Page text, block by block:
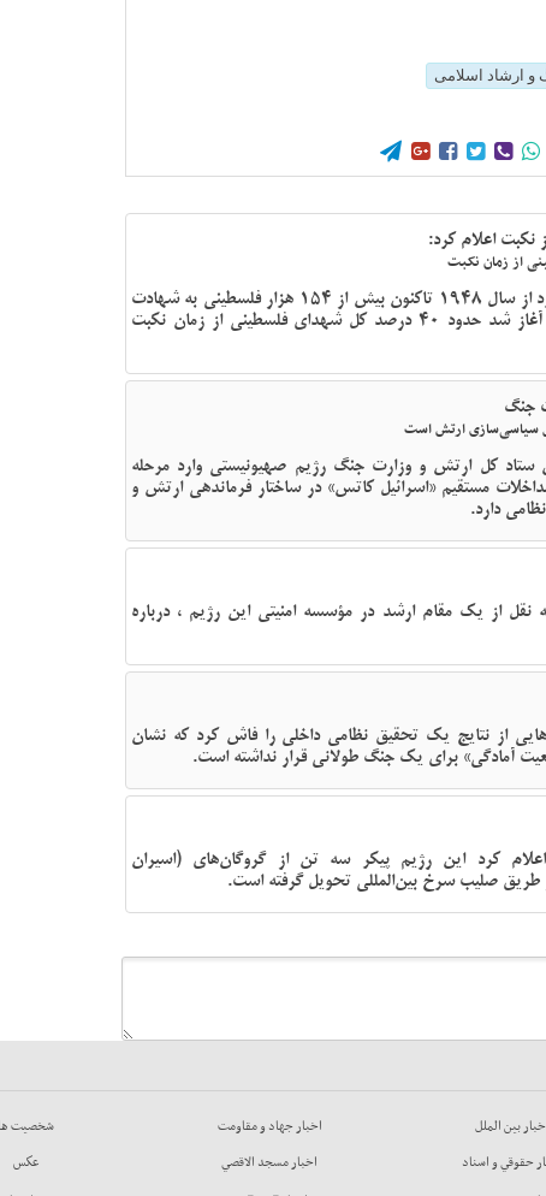
و ارشاد اسلامی
     
نکبت اعلام کرد:
اداره مرکزی آمار فلسطین در سالگرد روز نکبت اعلام کرد از سال 1948 تاکنون بیش از 154 هزار فلسطینی به شهادت
رسیده‌اند و شهدای غزه طی جنگی که از اکتبر 2023 آغاز شد حدود 40 درصد کل شهدای فلسطینی از زمان نکبت
جنگ
سیاسی‌سازی ارتش است
ستاد کل ارتش و وزارت جنگ رژیم صهیونیستی وارد مرحله
مستقیم «اسرائیل کاتس» در ساختار فرماندهی ارتش و
دارد.
نقل از یک مقام ارشد در مؤسسه امنیتی این رژیم ، درباره
از نتایج یک تحقیق نظامی داخلی را فاش کرد که نشان
کرد این رژیم پیکر سه تن از گروگان‌های (اسیران
طریق صلیب سرخ بین‌المللی تحویل گرفته است.
بين الملل
حقوقي و اسناد
اخبار جهاد و مقاومت
اخبار مسجد الاقصي
شخصيت
عكس